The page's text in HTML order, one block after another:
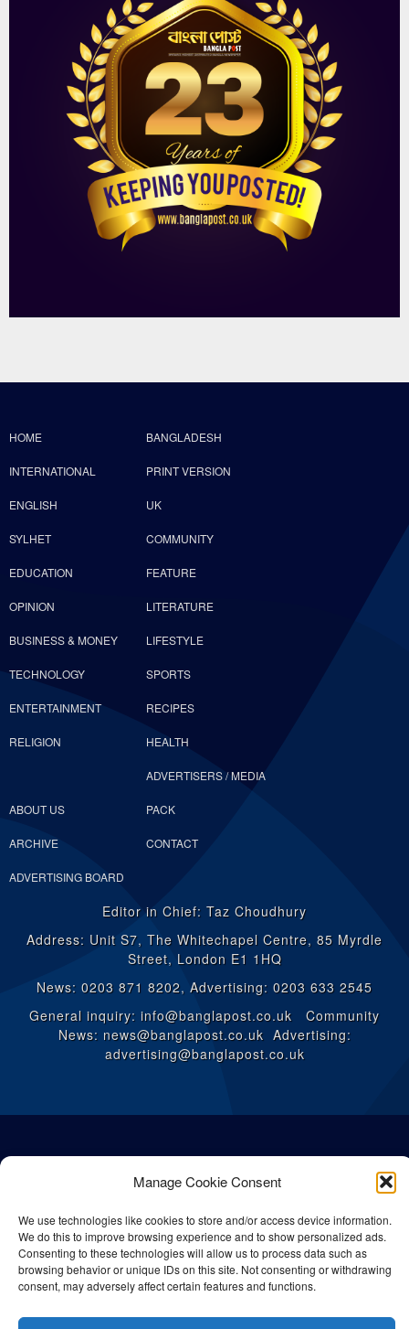
Manage Cookie Consent
We use technologies like cookies to store and/or access device information.
We do this to improve browsing experience and to show personalized ads.
Consenting to these technologies will allow us to process data such as
browsing behavior or unique IDs on this site. Not consenting or withdrawing
consent, may adversely affect certain features and functions.
HOME BANGLADESH
INTERNATIONAL PRINT VERSION
ENGLISH UK
SYLHET COMMUNITY
EDUCATION FEATURE
OPINION LITERATURE
BUSINESS & MONEY LIFESTYLE
TECHNOLOGY SPORTS
ENTERTAINMENT RECIPES
RELIGION HEALTH
ABOUT US
ADVERTISERS / MEDIA
PACK
ARCHIVE CONTACT
ADVERTISING BOARD
Editor in Chief: Taz Choudhury
Address: Unit S7, The Whitechapel Centre, 85 Myrdle
Street, London E1 1HQ
News: 0203 871 8202, Advertising: 0203 633 2545
General inquiry: info@banglapost.co.uk Community
News: news@banglapost.co.uk Advertising:
advertising@banglapost.co.uk
© All rights reserved Bangla Post2026| Any unauthorised use or